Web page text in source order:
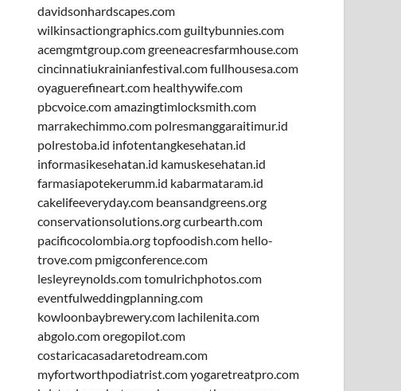
davidsonhardscapes.com
wilkinsactiongraphics.comguiltybunnies.com
acemgmtgroup.comgreeneacresfarmhouse.com
cincinnatiukrainianfestival.comfullhousesa.com
oyaguerefineart.com healthywife.com
pbcvoice.comamazingtimlocksmith.com
marrakechimmo.com polresmanggaraitimur.id
polrestoba.id infotentangkesehatan.id
informasikesehatan.id kamuskesehatan.id
farmasiapotekerumm.id kabarmataram.id
cakelifeeveryday.com beansandgreens.org
conservationsolutions.orgcurbearth.com
pacificocolombia.orgtopfoodish.com hello-
trove.com pmigconference.com
lesleyreynolds.comtomulrichphotos.com
eventfulweddingplanning.com
kowloonbaybrewery.com lachilenita.com
abgolo.comoregopilot.com
costaricacasadaretodream.com
myfortworthpodiatrist.comyogaretreatpro.com